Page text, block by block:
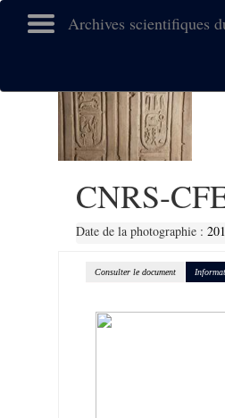
Archives scientifiques
CNRS-
Date de la photographie :
Consulter le document